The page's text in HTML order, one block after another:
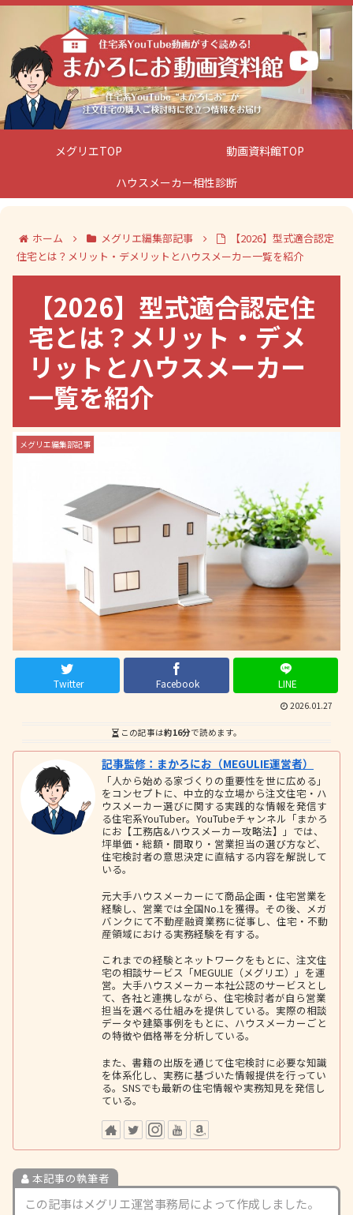
メグリエTOP
動画資料館TOP
ハウスメーカー相性診断
ホーム メグリエ編集部記事
【2026】型式適合認定
住宅とは？メリット・デメリットとハウスメーカー一覧を紹介
【2026】型式適合認定住
宅とは？メリット・デメ
リットとハウスメーカー
一覧を紹介
メグリエ編集部記事
Twitter Facebook LINE
2026.01.27
この記事は約16分で読めます。
記事監修：まかろにお（MEGULIE運営者）
「人から始める家づくりの重要性を世に広める」
をコンセプトに、中立的な立場から注文住宅・ハ
ウスメーカー選びに関する実践的な情報を発信す
る住宅系YouTuber。YouTubeチャンネル「まかろ
にお【工務店&ハウスメーカー攻略法】」では、
坪単価・総額・間取り・営業担当の選び方など、
住宅検討者の意思決定に直結する内容を解説して
いる。
元大手ハウスメーカーにて商品企画・住宅営業を
経験し、営業では全国No.1を獲得。その後、メガ
バンクにて不動産融資業務に従事し、住宅・不動
産領域における実務経験を有する。
これまでの経験とネットワークをもとに、注文住
宅の相談サービス「MEGULIE（メグリエ）」を運
営。大手ハウスメーカー本社公認のサービスとし
て、各社と連携しながら、住宅検討者が自ら営業
担当を選べる仕組みを提供している。実際の相談
データや建築事例をもとに、ハウスメーカーごと
の特徴や価格帯を分析している。
また、書籍の出版を通じて住宅検討に必要な知識
を体系化し、実務に基づいた情報提供を行ってい
る。SNSでも最新の住宅情報や実務知見を発信し
ている。
本記事の執筆者
この記事はメグリエ運営事務局によって作成しました。